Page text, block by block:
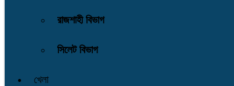
রাজশাহী বিভাগ
সিলেট বিভাগ
খেলা